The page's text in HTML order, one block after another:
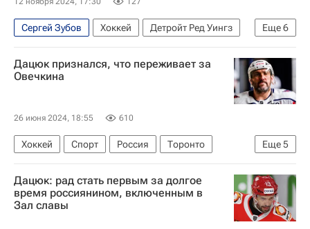
Еще6
Сергей Зубов Хоккей
Детройт Ред Уингз
СКА (Санкт-Петербург)
Михаил Дегтярев
Павел Дацюк
Россия Торонто Спорт
Дацюк признался, что переживает за
Овечкина
26 июня 2024, 18:55 610
Еще5
Хоккей Спорт Россия
Торонто
Павел Дацюк
Александр Овечкин
Уэйн Гретцки
СКА (Санкт-Петербург)
Вашингтон Кэпиталз
Дацюк: рад стать первым за долгое
время россиянином, включенным в
Зал славы